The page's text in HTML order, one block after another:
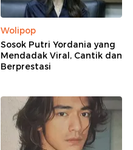
Wolipop
Sosok Putri Yordania yang
Mendadak Viral, Cantik dan
Berprestasi